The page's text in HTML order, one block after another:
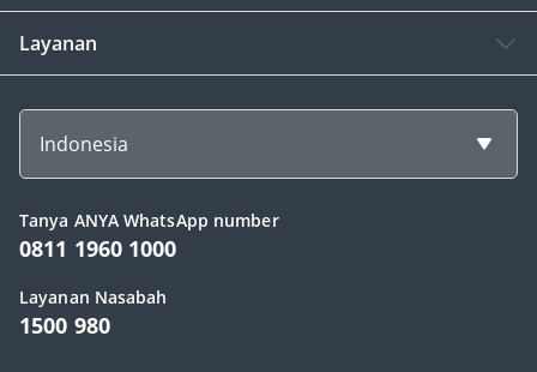
Layanan
Indonesia
Tanya ANYA WhatsApp number
0811 1960 1000
Layanan Nasabah
1500 980